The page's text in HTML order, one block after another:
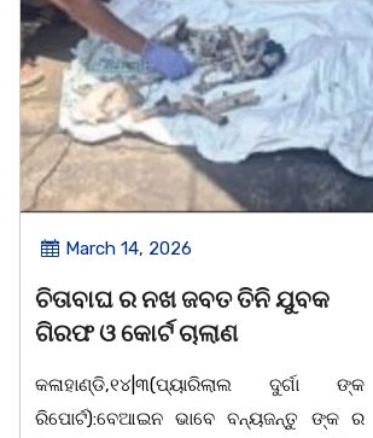
March 8, 2026
ସଶକ୍ତ ଓଡିଶା ପକ୍ଷରୁ ବିଶ୍ୱ ମହିଳା
ଦିବସ ଅନୁଷ୍ଠିତ
ଭୁବନେଶ୍ୱର, 08/03/ 26: ସାମାଜିକ ଅନୁଷ୍ଠାନ
"ସଶକ୍ତ ଓଡିଶା"ପକ୍ଷରୁ ସ୍ଥାନୀୟ ସିଆରପି